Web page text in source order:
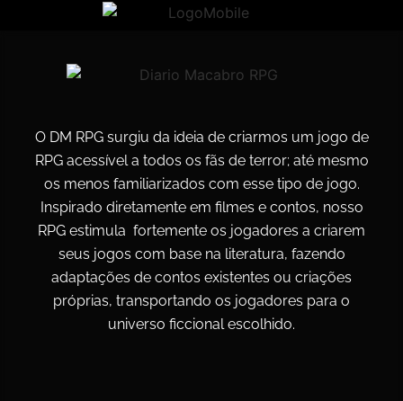
O DM RPG surgiu da ideia de criarmos um jogo de
RPG acessível a todos os fãs de terror; até mesmo
os menos familiarizados com esse tipo de jogo.
Inspirado diretamente em filmes e contos, nosso
RPG estimula fortemente os jogadores a criarem
seus jogos com base na literatura, fazendo
adaptações de contos existentes ou criações
próprias, transportando os jogadores para o
universo ficcional escolhido.